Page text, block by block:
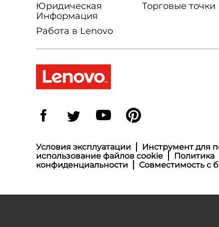
Юридическая
Информация
Работа в Lenovo
Торговые точки
Условия эксплуатации
Инструмент для
использование файлов cookie
Политика
конфиденциальности
Совместимость с